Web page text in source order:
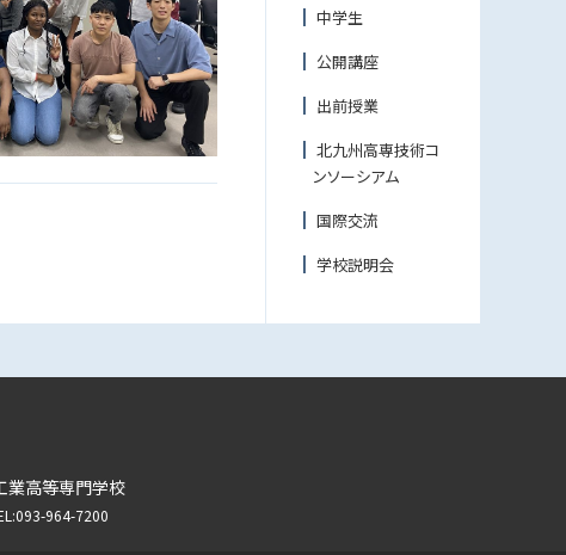
中学生
公開講座
出前授業
北九州高専技術コ
ンソーシアム
国際交流
学校説明会
高等専門学校
964-7200